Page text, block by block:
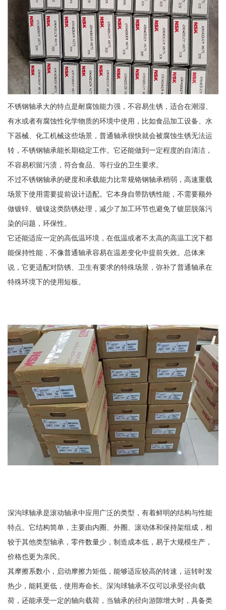
不锈钢轴承大的特点是耐腐蚀能力强，不容易生锈，适合在潮湿、
有水或者有腐蚀性化学物质的环境中使用，比如食品加工设备、水
下器械、化工机械这些场景，普通轴承很快就会被腐蚀生锈无法运
转，不锈钢轴承能长期稳定工作。它还能做到一定程度的自清洁，
不容易积留污渍，符合食品、等行业的卫生要求。
不过不锈钢轴承的硬度和承载能力比常规铬钢轴承稍弱，高速重载
场景下使用需要提前设计适配。它本身自带防锈性能，不需要额外
做镀锌、镀镍这类防锈处理，减少了加工环节也避免了镀层脱落污
染的问题，环保性。
它还能适应一定的高低温环境，在低温或者不太高的高温工况下都
能保持性能，不像普通轴承容易在温差变化中提前失效。总体来
说，它更适配对防锈、卫生有要求的特殊场景，弥补了普通轴承在
特殊环境下的使用短板。
深沟球轴承是滚动轴承中应用广泛的类型，有着鲜明的结构与性能
特点。它结构简单，主要由内圈、外圈、滚动体和保持架组成，相
较于其他类型轴承，零件数量少，制造成本低，易于大规模生产，
价格也更为亲民。
其摩擦系数小，启动摩擦力矩低，能够适应较高的转速，运转时发
热少，能耗更低，使用寿命长。深沟球轴承不仅可以承受径向载
荷，还能承受一定的轴向载荷，当轴承的径向游隙增大时，具备类